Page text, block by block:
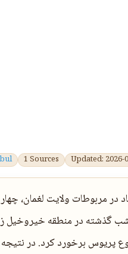
1 Sources Updated: 2026-
در مربوطات ولایت لغمان،
حادثه شب گذشته در منطقه